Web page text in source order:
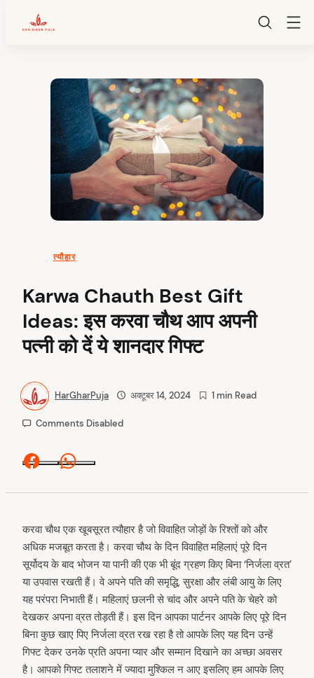
त्यौहार
Karwa Chauth Best Gift
Ideas: इस करवा चौथ आप अपनी
पत्नी को दें ये शानदार गिफ्ट
HarGharPuja अक्टूबर 14, 2024 1 min Read
Comments Disabled
Facebook
करवा चौथ एक खूबसूरत त्यौहार है जो विवाहित जोड़ों के रिश्तों को और
अधिक मजबूत करता है। करवा चौथ के दिन विवाहित महिलाएं पूरे दिन
सूर्योदय के बाद भोजन या पानी की एक भी बूंद ग्रहण किए बिना ‘निर्जला व्रत’
या उपवास रखती हैं। वे अपने पति की समृद्धि, सुरक्षा और लंबी आयु के लिए
यह परंपरा निभाती हैं। महिलाएं छलनी से चांद और अपने पति के चेहरे को
देखकर अपना व्रत तोड़ती हैं। इस दिन आपका पार्टनर आपके लिए पूरे दिन
बिना कुछ खाए पिए निर्जला व्रत रख रहा है तो आपके लिए यह दिन उन्हें
गिफ्ट देकर उनके प्रति अपना प्यार और सम्मान दिखाने का अच्छा अवसर
है। आपको गिफ्ट तलाशने में ज्यादा मुश्किल न आए इसलिए हम आपके लिए